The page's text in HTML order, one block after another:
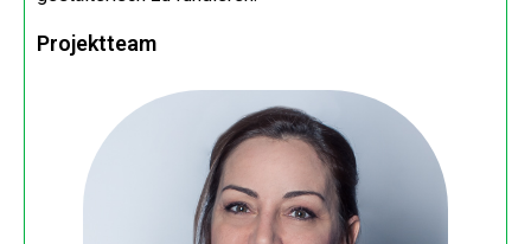
Projektteam